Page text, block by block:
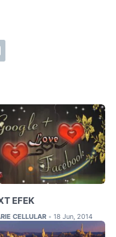
EFEK
CELLULAR • 18 Jun, 2014